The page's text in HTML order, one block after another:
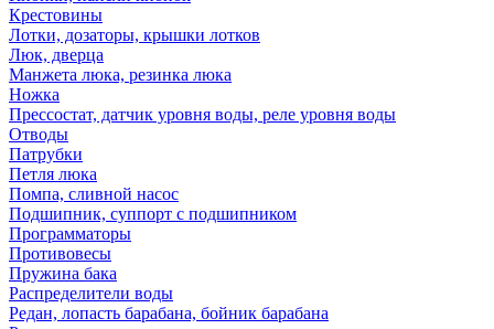
Крестовины
Лотки, дозаторы, крышки лотков
Люк, дверца
Манжета люка, резинка люка
Ножка
Прессостат, датчик уровня воды, реле уровня воды
Отводы
Патрубки
Петля люка
Помпа, сливной насос
Подшипник, суппорт с подшипником
Программаторы
Противовесы
Пружина бака
Распределители воды
Редан, лопасть барабана, бойник барабана